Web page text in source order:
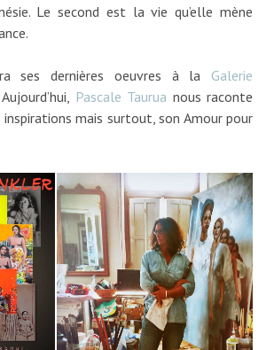
Le second est la vie qu’elle mène
ses dernières oeuvres à la Galerie
Pascale Taurua nous raconte
inspirations mais surtout, son Amour pour